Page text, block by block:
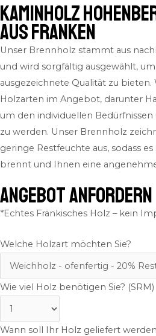
Kaminholz
aus Franken
Unser Brennholz stammt aus
und wird sorgfältig ausgewählt,
ausgezeichnete Qualität zu
Holzarten im Angebot, darunter
um den individuellen
zu werden. Unser Brennholz
geringe Restfeuchte aus, sodass
brennt und Ihnen eine
ANGEBOT ANFORDERN
*Echtes Fränkisches Holz – kein
Welche Holzart möchten Sie?
Wie viel Holz benötigen Sie? (SRM)
Wann soll Ihr Holz geliefert